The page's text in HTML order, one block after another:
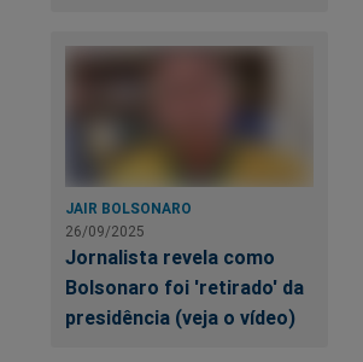
JAIR BOLSONARO
26/09/2025
Jornalista revela como
Bolsonaro foi 'retirado' da
presidência (veja o vídeo)